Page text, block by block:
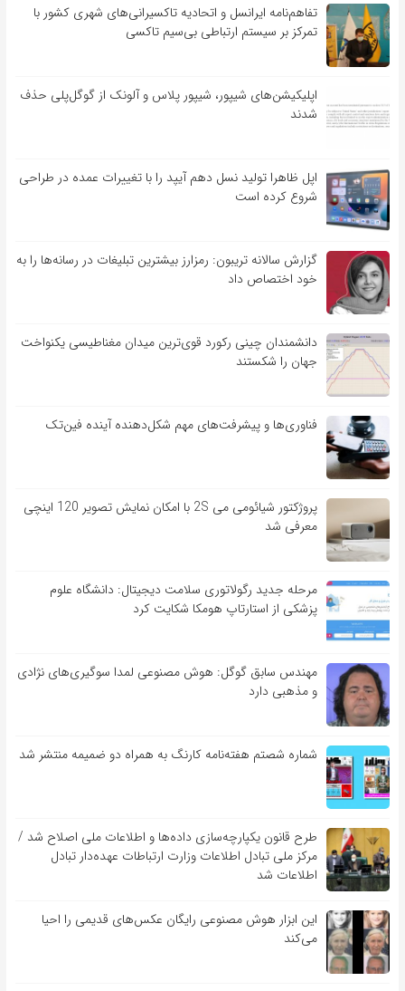
تفاهم‌نامه‌ ایرانسل و اتحادیه تاکسیرانی‌های شهری کشور با
تمرکز بر سیستم ارتباطی بی‌سیم تاکسی
اپلیکیشن‌های شیپور، شیپور پلاس و آلونک از گوگل‌پلی حذف
شدند
اپل ظاهرا تولید نسل دهم آیپد را با تغییرات عمده در طراحی
شروع کرده است
گزارش سالانه تریبون: رمزارز بیشترین تبلیغات در رسانه‌ها را به
خود اختصاص داد
دانشمندان چینی رکورد قوی‌ترین میدان مغناطیسی یکنواخت
جهان را شکستند
فناوری‌ها و پیشرفت‌های مهم شکل‌دهنده آینده فین‌تک
پروژکتور شیائومی می 2S با امکان نمایش تصویر 120 اینچی
معرفی شد
مرحله جدید رگولاتوری سلامت دیجیتال: دانشگاه علوم
پزشکی از استارتاپ هومکا شکایت کرد
مهندس سابق گوگل: هوش مصنوعی لمدا سوگیری‌های نژادی
و مذهبی دارد
شماره شصتم هفته‌نامه کارنگ به همراه دو ضمیمه منتشر شد
طرح قانون یکپارچه‌سازی داده‌ها و اطلاعات ملی اصلاح شد /
مرکز ملی تبادل اطلاعات وزارت ارتباطات عهده‌دار تبادل
اطلاعات شد
این ابزار هوش مصنوعی رایگان عکس‌های قدیمی را احیا
می‌کند